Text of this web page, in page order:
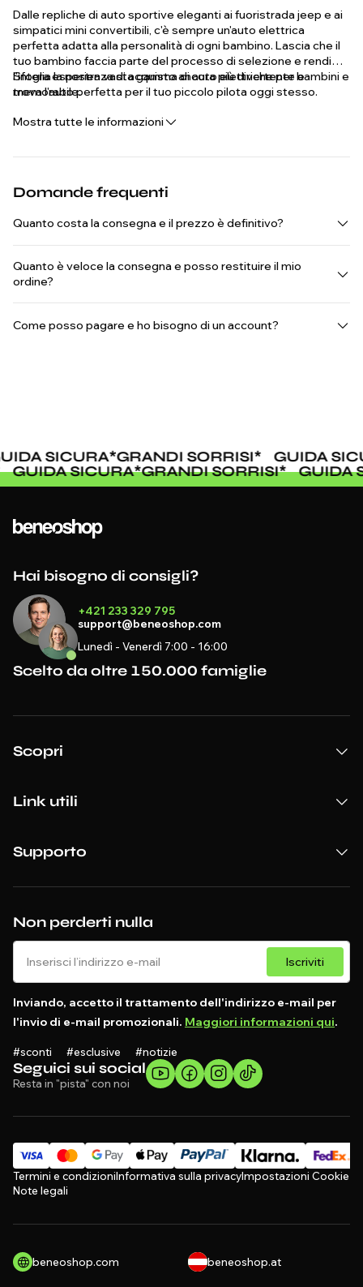
Dalle repliche di auto sportive eleganti ai fuoristrada jeep e ai
simpatici mini convertibili, c'è sempre un'auto elettrica
perfetta adatta alla personalità di ogni bambino. Lascia che il
tuo bambino faccia parte del processo di selezione e rendi
l'intera esperienza di acquisto ancora più divertente e
memorabile.
Sfoglia la nostra vasta gamma di auto elettriche per bambini e
trova l'auto perfetta per il tuo piccolo pilota oggi stesso.
Mostra tutte le informazioni
Domande frequenti
Quanto costa la consegna e il prezzo è definitivo?
Quanto è veloce la consegna e posso restituire il mio
ordine?
Come posso pagare e ho bisogno di un account?
SICURA*GRANDI SORRISI*
GUIDA
* GUIDA SICURA*GRANDI SORRISI*
Seguici sui social
Resta in "pista" con noi
Non perderti nulla
Iscriviti
Inviando, accetto il trattamento dell'indirizzo e-mail per
l'invio di e-mail promozionali. Maggiori informazioni qui.
#sconti #esclusive #notizie
Hai bisogno di consigli?
+421 233 329 795
support@beneoshop.com
Lunedì - Venerdì 7:00 - 16:00
Scelto da oltre 150.000 famiglie
Scopri
Link utili
Supporto
Termini e condizioniInformativa sulla privacyImpostazioni Cookie
Note legali
beneoshop.com beneoshop.at